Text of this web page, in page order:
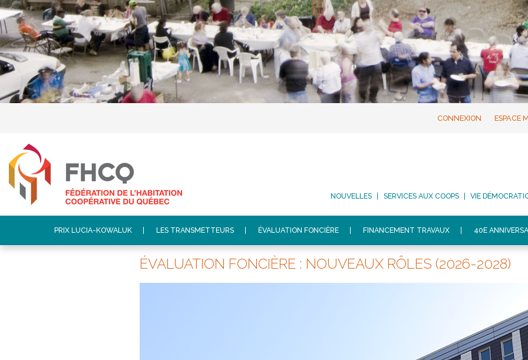
CONNEXION ESPACE
NOUVELLES SERVICES AUX COOPS VIE
PRIX LUCIA-KOWALUK LES TRANSMETTEURS ÉVALUATION FONCIÈRE FINANCEMENT TRAVAUX 40E
ÉVALUATION FONCIÈRE : NOUVEAUX RÔLES (2026-2028)